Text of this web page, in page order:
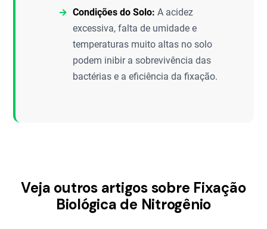
Condições do Solo: A acidez
excessiva, falta de umidade e
temperaturas muito altas no solo
podem inibir a sobrevivência das
bactérias e a eficiência da fixação.
Veja outros artigos sobre Fixação
Biológica de Nitrogênio